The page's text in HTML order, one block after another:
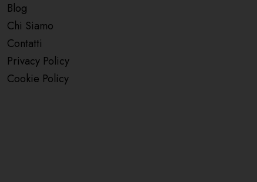
Blog
Chi Siamo
Contatti
Privacy Policy
Cookie Policy